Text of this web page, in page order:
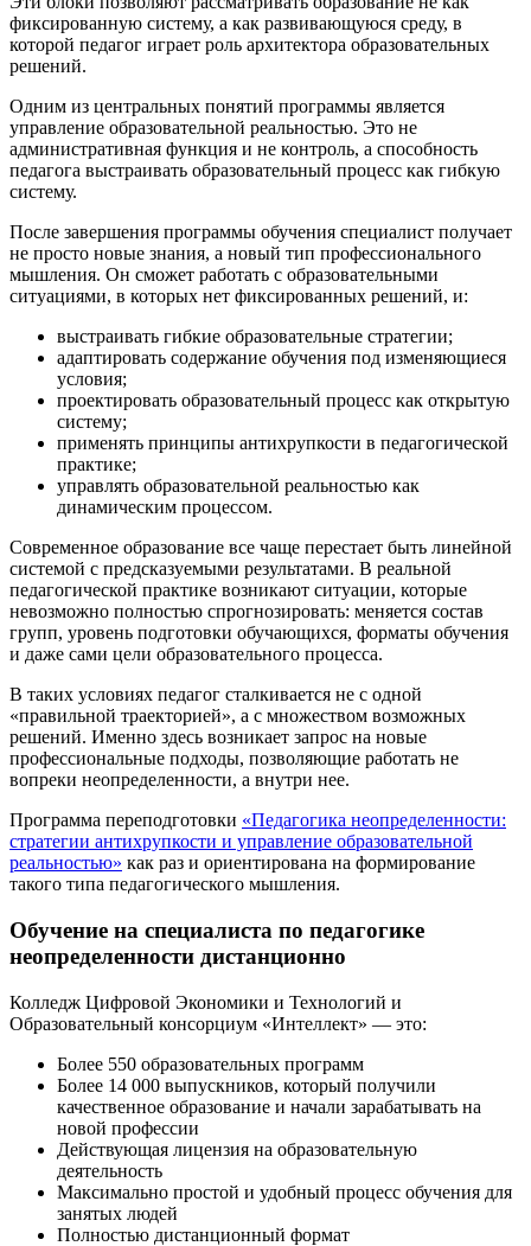
фиксированную систему, а как развивающуюся среду, в
которой педагог играет роль архитектора образовательных
решений.
Одним из центральных понятий программы является
управление образовательной реальностью. Это не
административная функция и не контроль, а способность
педагога выстраивать образовательный процесс как гибкую
систему.
После завершения программы обучения специалист получает
не просто новые знания, а новый тип профессионального
мышления. Он сможет работать с образовательными
ситуациями, в которых нет фиксированных решений, и:
выстраивать гибкие образовательные стратегии;
адаптировать содержание обучения под изменяющиеся
условия;
проектировать образовательный процесс как открытую
систему;
применять принципы антихрупкости в педагогической
практике;
управлять образовательной реальностью как
динамическим процессом.
Современное образование все чаще перестает быть линейной
системой с предсказуемыми результатами. В реальной
педагогической практике возникают ситуации, которые
невозможно полностью спрогнозировать: меняется состав
групп, уровень подготовки обучающихся, форматы обучения
и даже сами цели образовательного процесса.
В таких условиях педагог сталкивается не с одной
«правильной траекторией», а с множеством возможных
решений. Именно здесь возникает запрос на новые
профессиональные подходы, позволяющие работать не
вопреки неопределенности, а внутри нее.
Программа переподготовки «Педагогика неопределенности:
стратегии антихрупкости и управление образовательной
реальностью» как раз и ориентирована на формирование
такого типа педагогического мышления.
Обучение на специалиста по педагогике
неопределенности дистанционно
Колледж Цифровой Экономики и Технологий и
Образовательный консорциум «Интеллект» — это:
Более 550 образовательных программ
Более 14 000 выпускников, который получили
качественное образование и начали зарабатывать на
новой профессии
Действующая лицензия на образовательную
деятельность
Максимально простой и удобный процесс обучения для
занятых людей
Полностью дистанционный формат